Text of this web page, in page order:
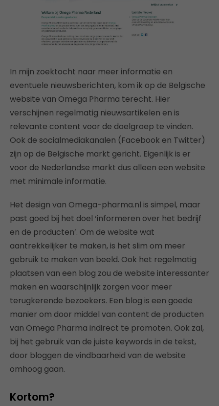
In mijn zoektocht naar meer informatie en
eventuele nieuwsberichten, kom ik op de Belgische
website van Omega Pharma terecht. Hier
verschijnen regelmatig nieuwsartikelen en is
relevante content voor de doelgroep te vinden.
Ook de socialmediakanalen (Facebook en Twitter)
zijn op de Belgische markt gericht. Eigenlijk is er
voor de Nederlandse markt dus alleen een website
met minimale informatie.
Het design van Omega-pharma.nl is simpel, maar
past goed bij het doel ‘informeren over het bedrijf
en de producten’. Om de website wat
aantrekkelijker te maken, is het slim om meer
gebruik te maken van beeld. Ook het regelmatig
plaatsen van een blog zou de website interessanter
maken en waarschijnlijk zorgen voor meer
terugkerende bezoekers. Een blog is een goede
manier om door middel van content de producten
van Omega Pharma indirect te promoten. Ook zal,
bij het gebruik van de juiste keywords in de tekst,
door bloggen de vindbaarheid van de website
omhoog gaan.
Kortom?